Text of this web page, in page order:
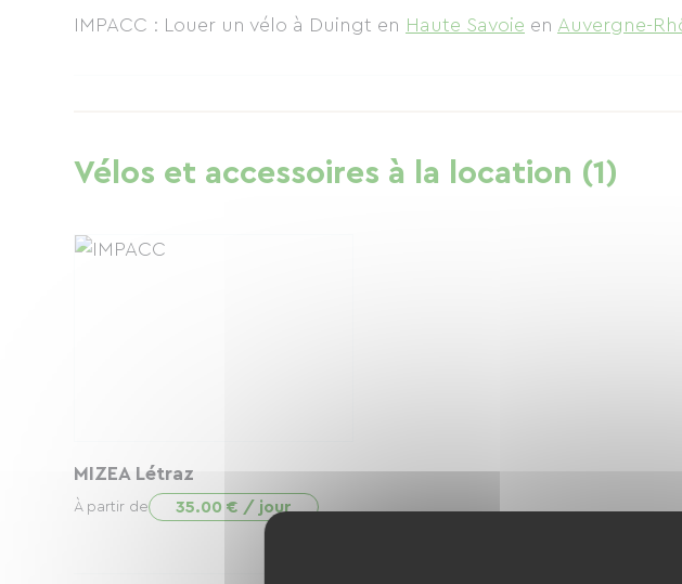
IMPACC : Louer un vélo à Duingt en Haute Savoie en Auvergne-
Vélos et accessoires à la location (1)
MIZEA Létraz
À partir de 35.00 € / jour